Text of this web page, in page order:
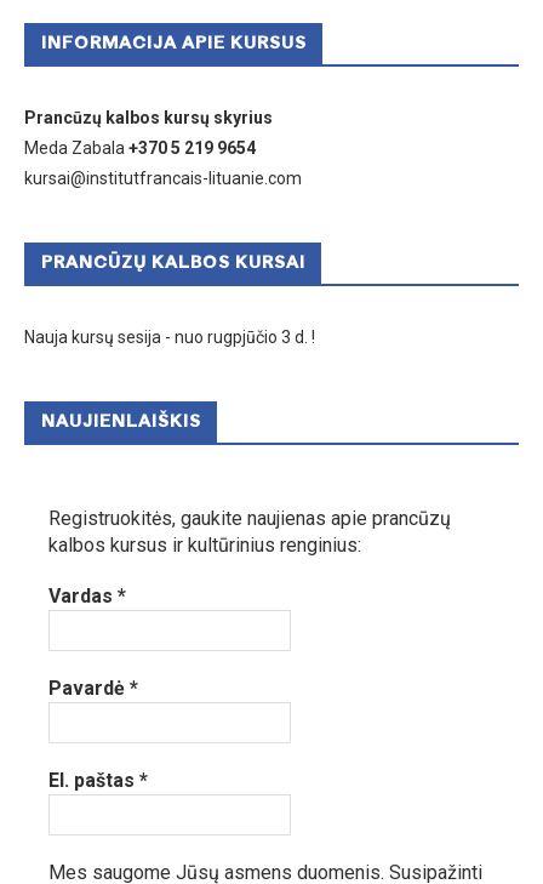
INFORMACIJA APIE KURSUS
Prancūzų kalbos kursų skyrius
Meda Zabala +370 5 219 9654
kursai@institutfrancais-lituanie.com
PRANCŪZŲ KALBOS KURSAI
Nauja kursų sesija - nuo rugpjūčio 3 d. !
NAUJIENLAIŠKIS
Registruokitės, gaukite naujienas apie prancūzų
kalbos kursus ir kultūrinius renginius:
Vardas *
Pavardė *
El. paštas *
Mes saugome Jūsų asmens duomenis. Susipažinti